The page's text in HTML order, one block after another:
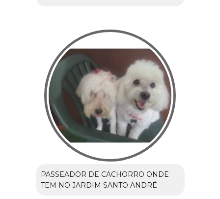
PASSEADOR DE CACHORRO ONDE
TEM NO JARDIM SANTO ANDRÉ